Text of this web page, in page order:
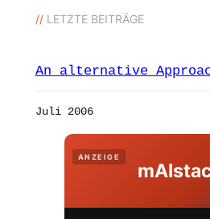
//LETZTE BEITRÄGE
An alternative
Juli 2006
ANZEIGE